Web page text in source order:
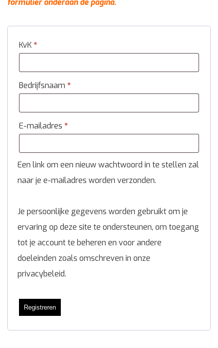
formulier onderaan de pagina.
KvK *
Bedrijfsnaam *
E-mailadres *
Een link om een nieuw wachtwoord in te stellen zal
naar je e-mailadres worden verzonden.
Je persoonlijke gegevens worden gebruikt om je
ervaring op deze site te ondersteunen, om toegang
tot je account te beheren en voor andere
doeleinden zoals omschreven in onze
privacybeleid.
Registreren